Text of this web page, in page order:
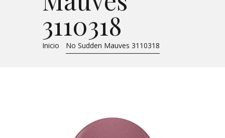
3110318
Inicio No Sudden Mauves 3110318
Sistemas Profesionales
Cartas de Color
Catálogo